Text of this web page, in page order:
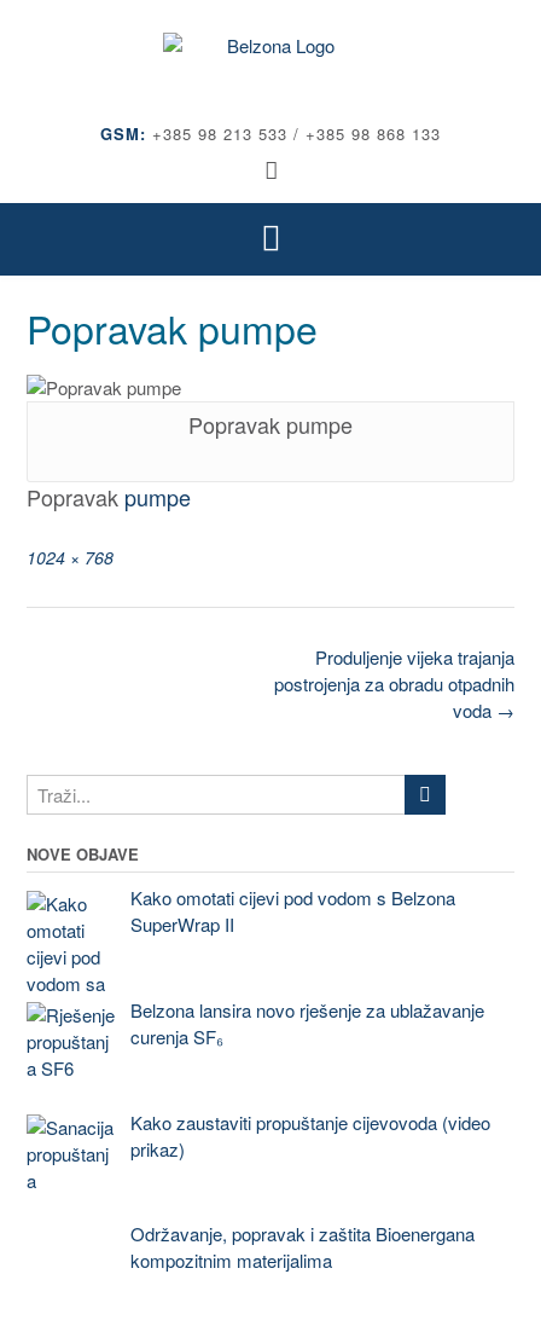
GSM: +385 98 213 533 / +385 98 868 133
Popravak pumpe
Popravak pumpe
Popravak pumpe
1024 × 768
Produljenje vijeka trajanja
postrojenja za obradu otpadnih
voda →
NOVE OBJAVE
Kako omotati cijevi pod vodom s Belzona
SuperWrap II
Belzona lansira novo rješenje za ublažavanje
curenja SF₆
Kako zaustaviti propuštanje cijevovoda (video
prikaz)
Održavanje, popravak i zaštita Bioenergana
kompozitnim materijalima